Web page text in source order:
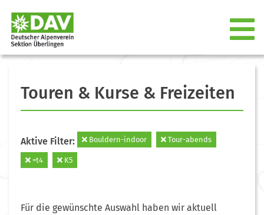
Touren & Kurse & Freizeiten
Aktive Filter: Bouldern-indoor Tour-abends
=t4 K5
Für die gewünschte Auswahl haben wir aktuell